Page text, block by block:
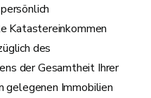
Katastereinkommen
des
der Gesamtheit Ihrer
gelegenen Immobilien